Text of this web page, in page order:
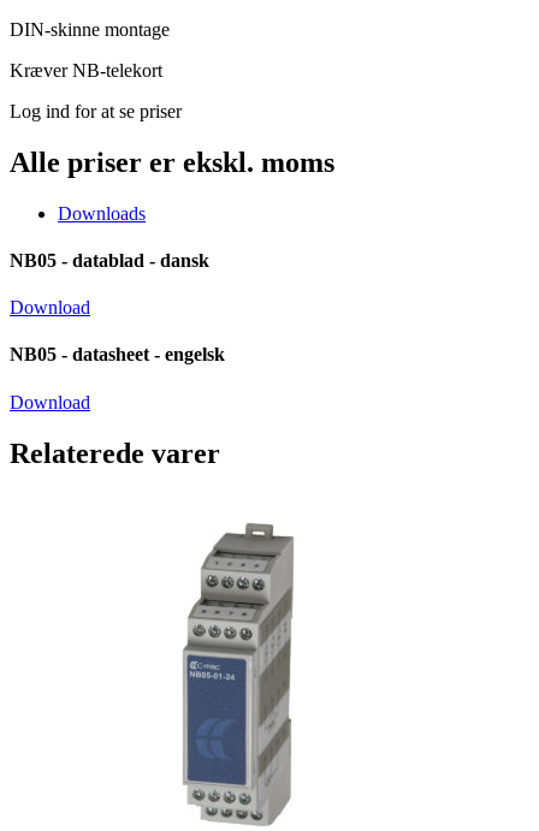
DIN-skinne montage
Kræver NB-telekort
Log ind for at se priser
Alle priser er ekskl. moms
Downloads
NB05 - datablad - dansk
Download
NB05 - datasheet - engelsk
Download
Relaterede varer